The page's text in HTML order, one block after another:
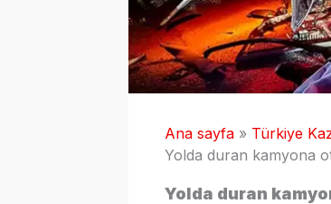
Ana sayfa Türkiye
Yolda duran kamyona
Yolda duran